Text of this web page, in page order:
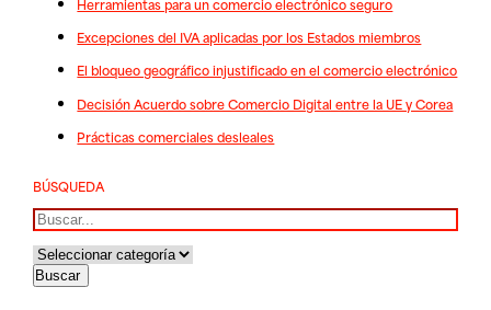
Excepciones del IVA aplicadas por los Estados miembros
El bloqueo geográfico injustificado en el comercio electrónico
Decisión Acuerdo sobre Comercio Digital entre la UE y Corea
Prácticas comerciales desleales
BÚSQUEDA
Buscar